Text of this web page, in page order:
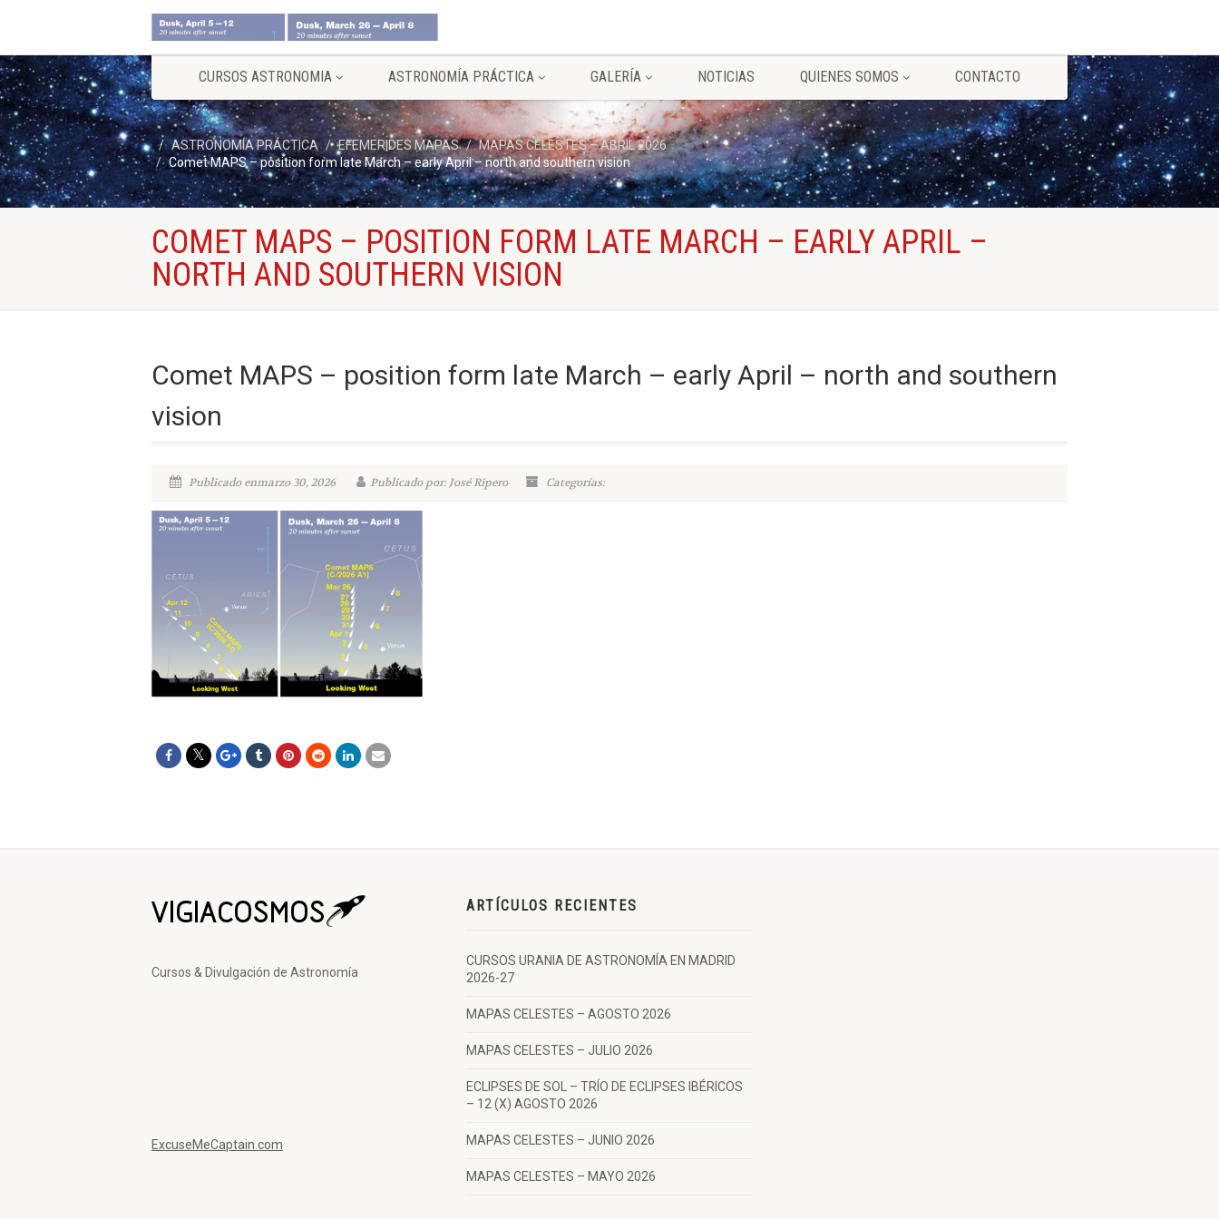
CURSOS ASTRONOMIA ASTRONOMÍA PRÁCTICA GALERÍA NOTICIAS QUIENES SOMOS CONTACTO
ASTRONOMÍA PRÁCTICA EFEMERIDES MAPAS
MAPAS CELESTES – ABRIL 2026
Comet MAPS – position form late March – early April – north and southern vision
COMET MAPS – POSITION FORM LATE MARCH – EARLY APRIL –
NORTH AND SOUTHERN VISION
Comet MAPS – position form late March – early April – north and southern
vision
Publicado enmarzo 30, 2026 Publicado por: José Ripero Categorías:
Cursos & Divulgación de Astronomía
ExcuseMeCaptain.com
ARTÍCULOS RECIENTES
CURSOS URANIA DE ASTRONOMÍA EN MADRID
2026-27
MAPAS CELESTES – AGOSTO 2026
MAPAS CELESTES – JULIO 2026
ECLIPSES DE SOL – TRÍO DE ECLIPSES IBÉRICOS
– 12 (X) AGOSTO 2026
MAPAS CELESTES – JUNIO 2026
MAPAS CELESTES – MAYO 2026